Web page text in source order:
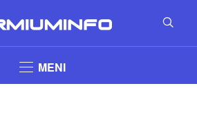
MENI